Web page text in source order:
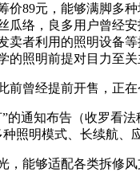
元，能够满脚多种
瓜络，良多用户曾经
卖者利用的照明设备
的照明前提对目力至关
经提前开售，正在
通知布告（收罗看法
照明模式、长续航、
够适配各类拆修风